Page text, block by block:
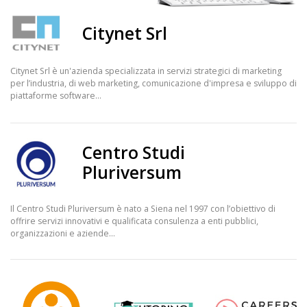
Citynet Srl
Citynet Srl è un'azienda specializzata in servizi strategici di marketing
per l’industria, di web marketing, comunicazione d'impresa e sviluppo di
piattaforme software...
Centro Studi
Pluriversum
Il Centro Studi Pluriversum è nato a Siena nel 1997 con l’obiettivo di
offrire servizi innovativi e qualificata consulenza a enti pubblici,
organizzazioni e aziende...